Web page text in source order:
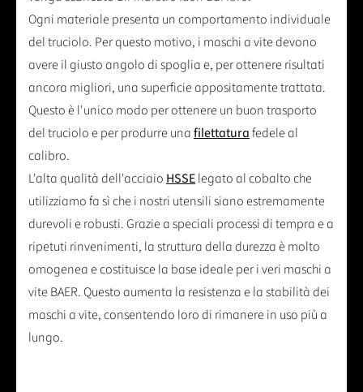
Ogni materiale presenta un comportamento individuale
del truciolo. Per questo motivo, i maschi a vite devono
avere il giusto angolo di spoglia e, per ottenere risultati
ancora migliori, una superficie appositamente trattata.
Questo è l'unico modo per ottenere un buon trasporto
del truciolo e per produrre unafilettaturafedele al
calibro.
L'alta qualità dell'acciaioHSSElegato al cobalto che
utilizziamo fa sì che i nostri utensili siano estremamente
durevoli e robusti. Grazie a speciali processi di tempra e a
ripetuti rinvenimenti, la struttura della durezza è molto
omogenea e costituisce la base ideale per i veri maschi a
vite BAER. Questo aumenta la resistenza e la stabilità dei
maschi a vite, consentendo loro di rimanere in uso più a
lungo.